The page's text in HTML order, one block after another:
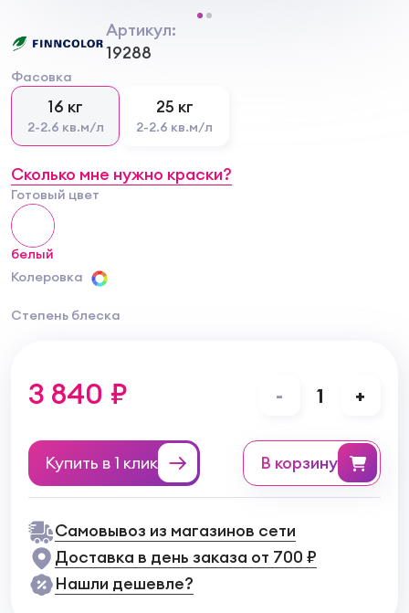
Артикул:
19288
Фасовка
16 кг
2-2.6 кв.м/л
25 кг
2-2.6 кв.м/л
Сколько мне нужно краски?
Готовый цвет
белый
Колеровка
Степень блеска
3 840 ₽ - 1 +
Купить в 1 клик в корзину
Самовывоз из магазинов сети
Доставка в день заказа от 700 ₽
Нашли дешевле?